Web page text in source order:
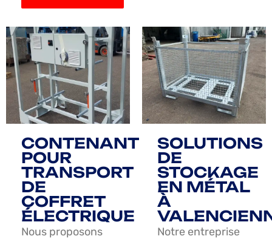
CONTENANT
POUR
TRANSPORT
DE
COFFRET
ÉLECTRIQUE
Nous proposons
SOLUTIONS
DE
STOCKAGE
EN MÉTAL
À
Notre entreprise